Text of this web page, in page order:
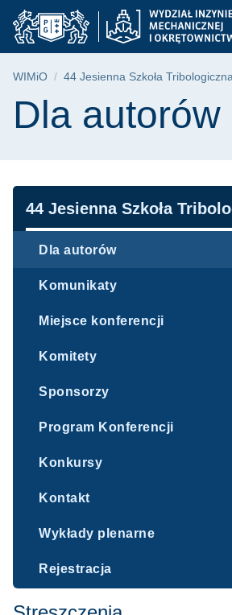
Przejdź
do
menu
Przejdź
do
wyszukiwarki
Przejdź
do
treści
Dla autorów
Ścieżka
WIMiO 44 Jesienna Szkoła
Treść strony
Dla autorów
Nawigacja
44 Jesienna Szkoła
Dla autorów
Komunikaty
Miejsce konferencji
Komitety
Sponsorzy
Program Konferencji
Konkursy
Kontakt
Wykłady plenarne
Rejestracja